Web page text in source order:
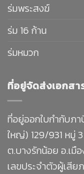
ร่มพระสงฆ์
ร่ม 16 ก้าน
ร่มหมวก
ที่อยู่จัดส่งเอกสา
ที่อยู่ออกใบกำกับภ
ใหญ่) 129/931 หมู่
ต.บางรักน้อย อ.เมื
เลขประจำตัวผู้เสี